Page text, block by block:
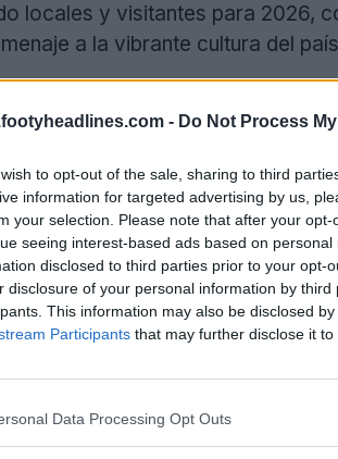
- Do Not Process
to opt-out of the sale, sharing to third
information for targeted advertising by us,
your selection. Please note that after your
seeing interest-based ads based on
disclosed to third parties prior to your opt-
disclosure of your personal information by third
This information may also be disclosed
Participants that may further disclose it to
Data Processing Opt Outs
locales y visitantes para 2026,
a la vibrante cultura del